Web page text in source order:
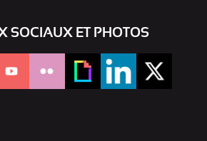
SOCIAUX ET PHOTOS